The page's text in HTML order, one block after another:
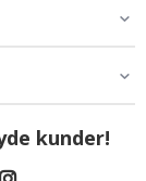
kunder!